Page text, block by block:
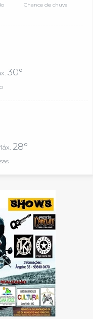
Chance de chuva
30°
28°